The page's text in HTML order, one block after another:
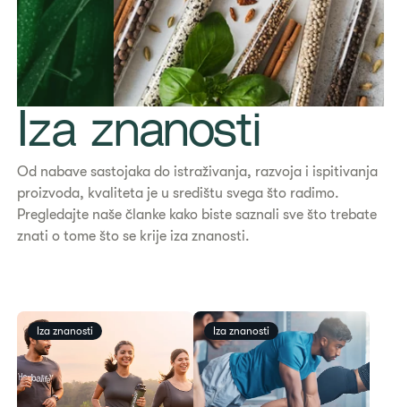
Iza znanosti
Od nabave sastojaka do istraživanja, razvoja i ispitivanja
proizvoda, kvaliteta je u središtu svega što radimo.
Pregledajte naše članke kako biste saznali sve što trebate
znati o tome što se krije iza znanosti.
​​Iza znanosti​ ​​Iza znanosti​